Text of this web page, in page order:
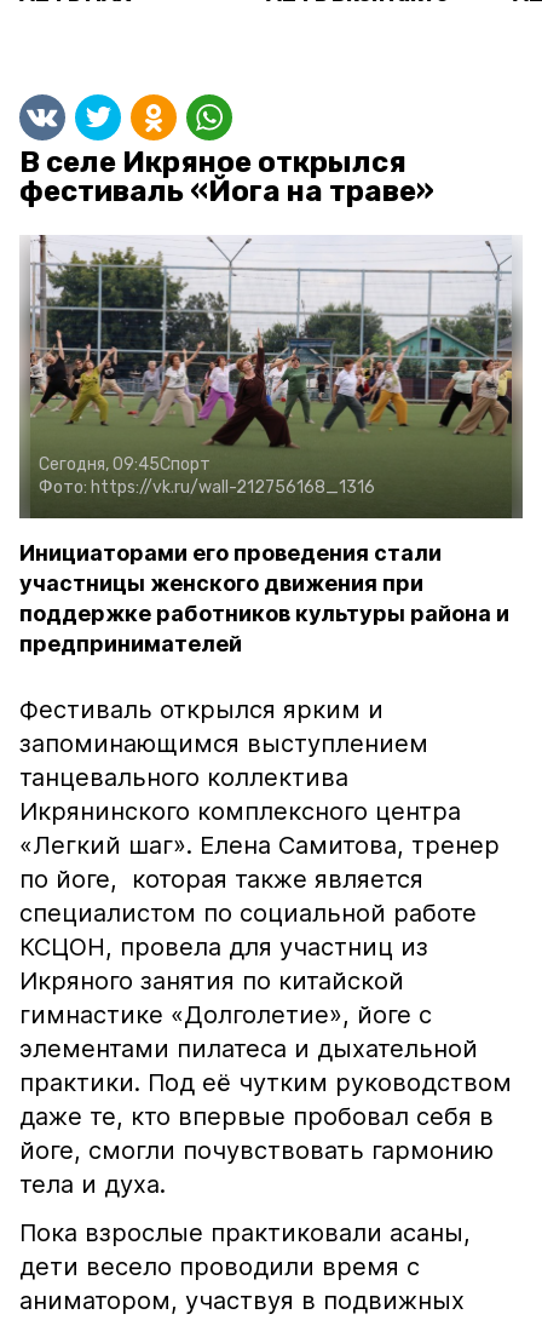
В селе Икряное открылся
фестиваль «Йога на траве»
Сегодня, 09:45Спорт
Фото: https://vk.ru/wall-212756168_1316
Инициаторами его проведения стали
участницы женского движения при
поддержке работников культуры района и
предпринимателей
Фестиваль открылся ярким и
запоминающимся выступлением
танцевального коллектива
Икрянинского комплексного центра
«Легкий шаг». Елена Самитова, тренер
по йоге, которая также является
специалистом по социальной работе
КСЦОН, провела для участниц из
Икряного занятия по китайской
гимнастике «Долголетие», йоге с
элементами пилатеса и дыхательной
практики. Под её чутким руководством
даже те, кто впервые пробовал себя в
йоге, смогли почувствовать гармонию
тела и духа.
Пока взрослые практиковали асаны,
дети весело проводили время с
аниматором, участвуя в подвижных